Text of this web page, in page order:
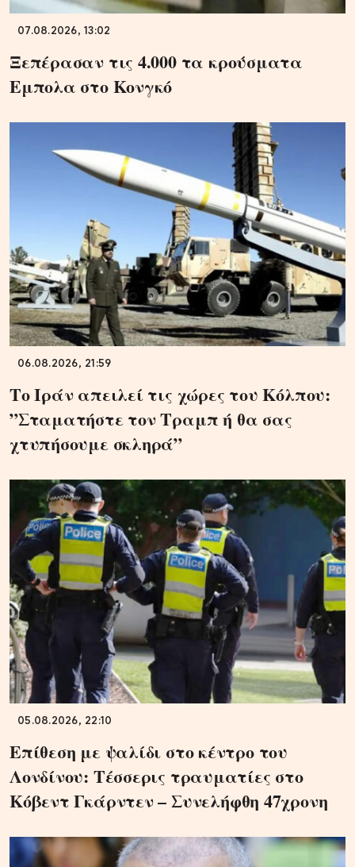
07.08.2026, 13:02
Ξεπέρασαν τις 4.000 τα κρούσματα
Εμπολα στο Κονγκό
06.08.2026, 21:59
Το Ιράν απειλεί τις χώρες του Κόλπου:
”Σταματήστε τον Τραμπ ή θα σας
χτυπήσουμε σκληρά”
05.08.2026, 22:10
Επίθεση με ψαλίδι στο κέντρο του
Λονδίνου: Τέσσερις τραυματίες στο
Κόβεντ Γκάρντεν – Συνελήφθη 47χρονη